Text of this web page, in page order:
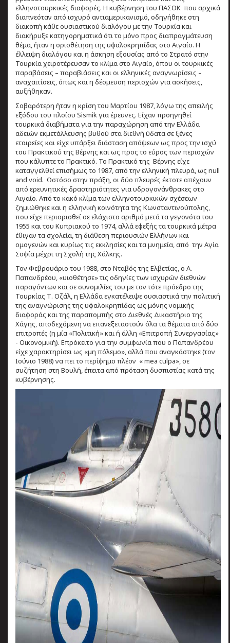
ελληνοτουρκικές διαφορές. Η κυβέρνηση του ΠΑΣΟΚ που αρχικά
διαπνεόταν από ισχυρό αντιαμερικανισμό, οδηγήθηκε στη
διακοπή κάθε ουσιαστικού διαλόγου με την Τουρκία και
διακήρυξε κατηγορηματικά ότι το μόνο προς διαπραγμάτευση
θέμα, ήταν η οριοθέτηση της υφαλοκρηπίδας στο Αιγαίο. Η
έλλειψη διαλόγου και η άσκηση εξουσίας από το Στρατό στην
Τουρκία χειροτέρευσαν το κλίμα στο Αιγαίο, όπου οι τουρκικές
παραβάσεις – παραβιάσεις και οι ελληνικές αναγνωρίσεις –
αναχαιτίσεις, όπως και η δέσμευση περιοχών για ασκήσεις,
αυξήθηκαν.
Σοβαρότερη ήταν η κρίση του Μαρτίου 1987, λόγω της απειλής
εξόδου του πλοίου Sismik για έρευνες. Είχαν προηγηθεί
τουρκικά διαβήματα για την παραχώρηση από την Ελλάδα
αδειών εκμετάλλευσης βυθού στα διεθνή ύδατα σε ξένες
εταιρείες και είχε υπάρξει διάσταση απόψεων ως προς την ισχύ
του Πρακτικού της Βέρνης και ως προς το εύρος των περιοχών
που κάλυπτε το Πρακτικό. Το Πρακτικό της Βέρνης είχε
καταγγελθεί επισήμως το 1987, από την ελληνική πλευρά, ως null
and void. Ωστόσο στην πράξη, οι δύο πλευρές έκτοτε απέχουν
από ερευνητικές δραστηριότητες για υδρογονάνθρακες στο
Αιγαίο. Από το κακό κλίμα των ελληνοτουρκικών σχέσεων
ζημιώθηκε και η ελληνική κοινότητα της Κωνσταντινούπολης,
που είχε περιορισθεί σε ελάχιστο αριθμό μετά τα γεγονότα του
1955 και του Κυπριακού το 1974, αλλά εφεξής τα τουρκικά μέτρα
έθιγαν τα σχολεία, τη διάθεση περιουσιών Ελλήνων και
ομογενών και κυρίως τις εκκλησίες και τα μνημεία, από την Αγία
Σοφία μέχρι τη Σχολή της Χάλκης.
Τον Φεβρουάριο του 1988, στο Νταβός της Ελβετίας, ο Α.
Παπανδρέου, «υιοθέτησε» τις οδηγίες των ισχυρών διεθνών
παραγόντων και σε συνομιλίες του με τον τότε πρόεδρο της
Τουρκίας Τ. Οζάλ, η Ελλάδα εγκατέλειψε ουσιαστικά την πολιτική
της αναγνώρισης της υφαλοκρηπίδας ως μόνης νομικής
διαφοράς και της παραπομπής στο Διεθνές Δικαστήριο της
Χάγης, αποδεχόμενη να επανεξεταστούν όλα τα θέματα από δύο
επιτροπές (η μία «Πολιτική» και ή άλλη «Επιτροπή Συνεργασίας»
- Οικονομική). Επρόκειτο για την συμφωνία που ο Παπανδρέου
είχε χαρακτηρίσει ως «μη πόλεμο», αλλά που αναγκάστηκε (τον
Ιούνιο 1988) να πει το περίφημο πλέον « mea culpa», σε
συζήτηση στη Βουλή, έπειτα από πρόταση δυσπιστίας κατά της
κυβέρνησης.